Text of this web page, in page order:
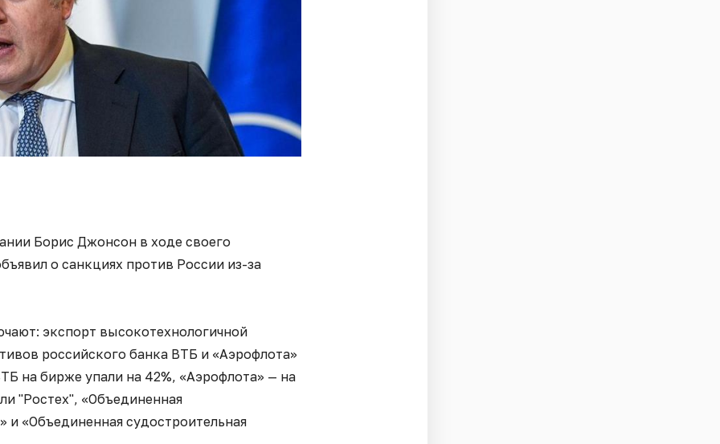
Борис Джонсон в ходе своего
о санкциях против России из-за
экспорт высокотехнологичной
российского банка ВТБ и «Аэрофлота»
на бирже упали на 42%, «Аэрофлота» — на
"Ростех", «Объединенная
и «Объединенная судостроительная